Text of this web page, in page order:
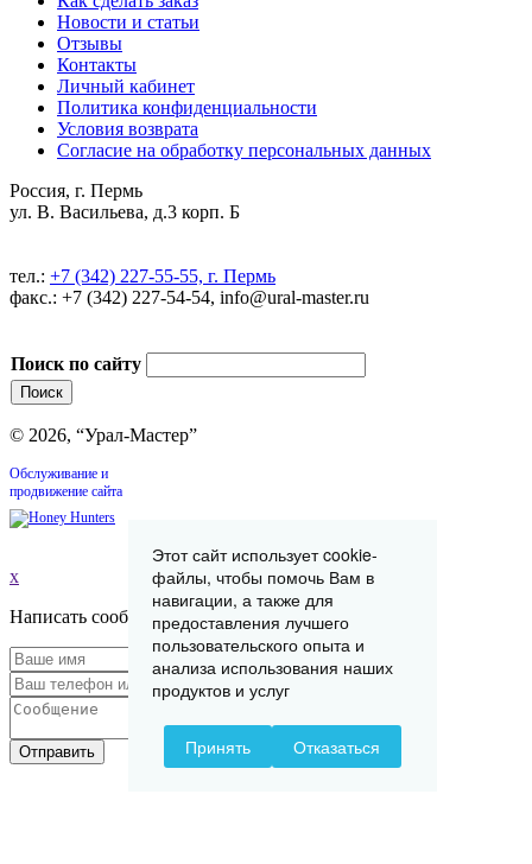
Новости и статьи
Отзывы
Контакты
Личный кабинет
Политика конфиденциальности
Условия возврата
Согласие на обработку персональных данных
Россия, г. Пермь
ул. В. Васильева, д.3 корп. Б
тел.: +7 (342) 227-55-55, г. Пермь
факс.: +7 (342) 227-54-54, info@ural-master.ru
Поиск по сайту
© 2026, “Урал-Мастер”
Обслуживание и
продвижение сайта
x
Написать сообщение
Отправить
Этот сайт использует cookie-
файлы, чтобы помочь Вам в
навигации, а также для
предоставления лучшего
пользовательского опыта и
анализа использования наших
продуктов и услуг
Принять Отказаться